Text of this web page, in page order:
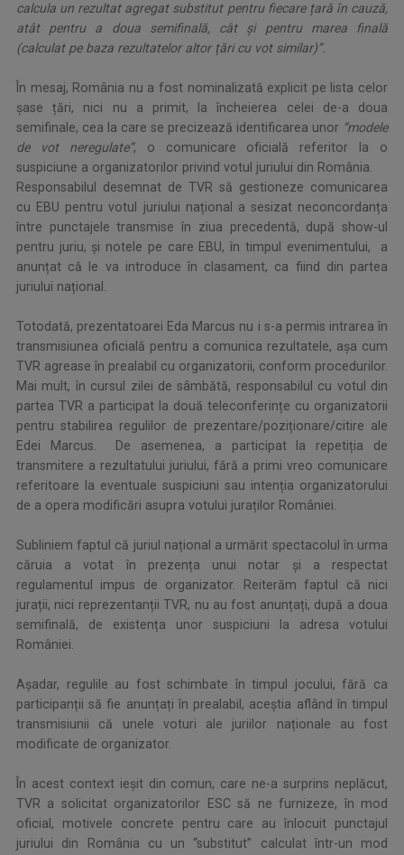
calcula un rezultat agregat substitut pentru fiecare țară în cauză,
atât pentru a doua semifinală, cât și pentru marea finală
(calculat pe baza rezultatelor altor țări cu vot similar)”.
În mesaj, România nu a fost nominalizată explicit pe lista celor
șase țări, nici nu a primit, la încheierea celei de-a doua
semifinale, cea la care se precizează identificarea unor “modele
de vot neregulate”, o comunicare oficială referitor la o
suspiciune a organizatorilor privind votul juriului din România.
Responsabilul desemnat de TVR să gestioneze comunicarea
cu EBU pentru votul juriului național a sesizat neconcordanța
între punctajele transmise în ziua precedentă, după show-ul
pentru juriu, și notele pe care EBU, în timpul evenimentului, a
anunțat că le va introduce în clasament, ca fiind din partea
juriului național.
Totodată, prezentatoarei Eda Marcus nu i s-a permis intrarea în
transmisiunea oficială pentru a comunica rezultatele, așa cum
TVR agrease în prealabil cu organizatorii, conform procedurilor.
Mai mult, în cursul zilei de sâmbătă, responsabilul cu votul din
partea TVR a participat la două teleconferințe cu organizatorii
pentru stabilirea regulilor de prezentare/poziționare/citire ale
Edei Marcus. De asemenea, a participat la repetiția de
transmitere a rezultatului juriului, fără a primi vreo comunicare
referitoare la eventuale suspiciuni sau intenția organizatorului
de a opera modificări asupra votului juraților României.
Subliniem faptul că juriul național a urmărit spectacolul în urma
căruia a votat în prezența unui notar și a respectat
regulamentul impus de organizator. Reiterăm faptul că nici
jurații, nici reprezentanții TVR, nu au fost anunțați, după a doua
semifinală, de existența unor suspiciuni la adresa votului
României.
Așadar, regulile au fost schimbate în timpul jocului, fără ca
participanții să fie anunțați în prealabil, aceștia aflând în timpul
transmisiunii că unele voturi ale juriilor naționale au fost
modificate de organizator.
În acest context ieșit din comun, care ne-a surprins neplăcut,
TVR a solicitat organizatorilor ESC să ne furnizeze, în mod
oficial, motivele concrete pentru care au înlocuit punctajul
juriului din România cu un “substitut” calculat într-un mod